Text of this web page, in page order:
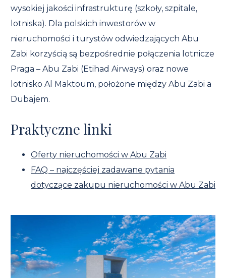
wysokiej jakości infrastrukturę (szkoły, szpitale,
lotniska). Dla polskich inwestorów w
nieruchomości i turystów odwiedzających Abu
Zabi korzyścią są bezpośrednie połączenia lotnicze
Praga – Abu Zabi (Etihad Airways) oraz nowe
lotnisko Al Maktoum, położone między Abu Zabi a
Dubajem.
Praktyczne linki
Oferty nieruchomości w Abu Zabi
FAQ – najczęściej zadawane pytania
dotyczące zakupu nieruchomości w Abu Zabi